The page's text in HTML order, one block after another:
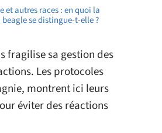
et autres races : en quoi la
se distingue-t-elle ?
fragilise sa gestion des
Les protocoles
montrent ici leurs
éviter des réactions